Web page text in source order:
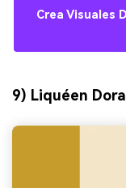
Crea Visuales
9) Liquéen